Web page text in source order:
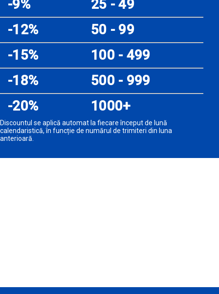
-9%
25 - 49
-12%
50 - 99
-15%
100 - 499
-18%
500 - 999
-20%
1000+
Discountul se aplică automat la fiecare început de lună
calendaristică, în funcție de numărul de trimiteri din luna
anterioară.